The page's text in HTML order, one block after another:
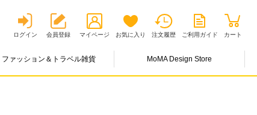
ログイン 会員登録 マイページ お気に入り 注文履歴 ご利用ガイド カート
ファッション＆トラベル雑貨 MoMA Design Store